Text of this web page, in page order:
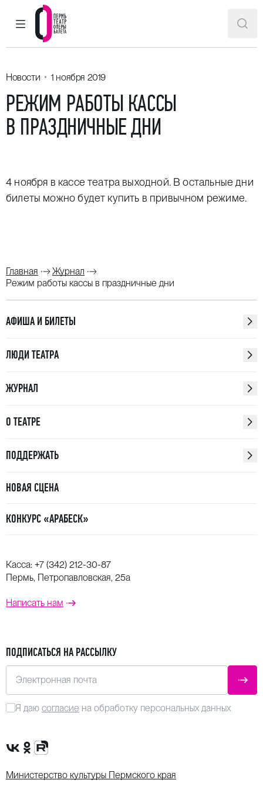
ГЛАВНОЕ МЕНЮ
Пермский театр оперы и балета
Новости 1 ноября 2019
РЕЖИМ РАБОТЫ КАССЫ
В ПРАЗДНИЧНЫЕ ДНИ
4 ноября в кассе театра выходной. В остальные дни
билеты можно будет купить в привычном режиме.
Главная
Журнал
Режим работы кассы в праздничные дни
АФИША И БИЛЕТЫ
ЛЮДИ ТЕАТРА
ЖУРНАЛ
О ТЕАТРЕ
ПОДДЕРЖАТЬ
НОВАЯ СЦЕНА
КОНКУРС «АРАБЕСК»
Касса: +7 (342) 212-30-87
Пермь, Петропавловская, 25а
Написать нам
ПОДПИСАТЬСЯ НА РАССЫЛКУ
Электронная почта
Я даю согласие на обработку персональных данных
Сообщество VK
Группа в одноклассниках
Канал Rutube
Министерство культуры Пермского края